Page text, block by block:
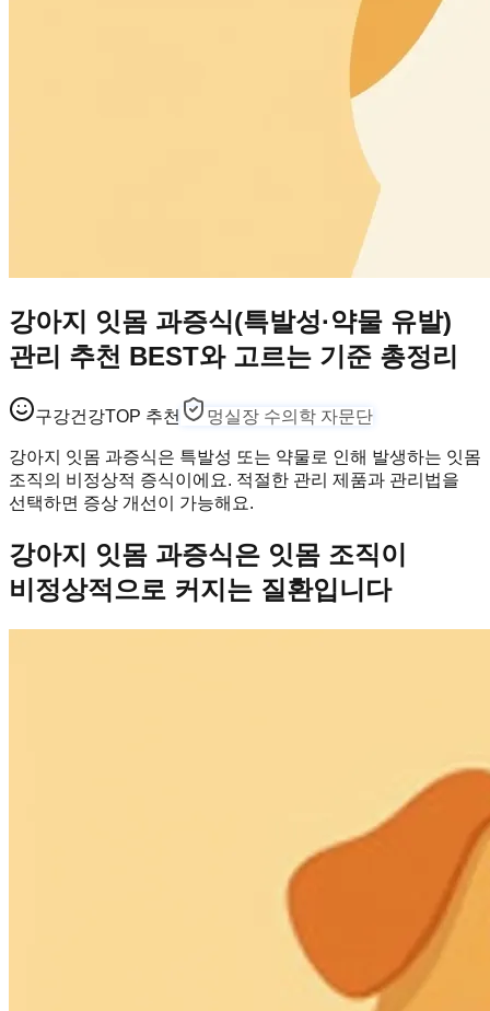
강아지 잇몸 과증식(특발성·약물 유발)
관리 추천 BEST와 고르는 기준 총정리
구강건강TOP 추천 멍실장 수의학 자문단
강아지 잇몸 과증식은 특발성 또는 약물로 인해 발생하는 잇몸
조직의 비정상적 증식이에요. 적절한 관리 제품과 관리법을
선택하면 증상 개선이 가능해요.
강아지 잇몸 과증식은 잇몸 조직이
비정상적으로 커지는 질환입니다